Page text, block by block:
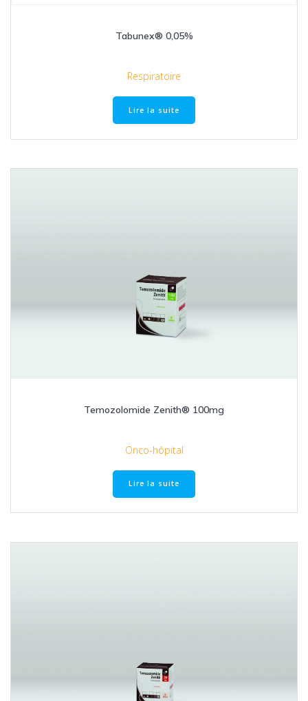
Tabunex® 0,05%
Respiratoire
Lire la suite
Temozolomide Zenith® 100mg
Onco-hôpital
Lire la suite